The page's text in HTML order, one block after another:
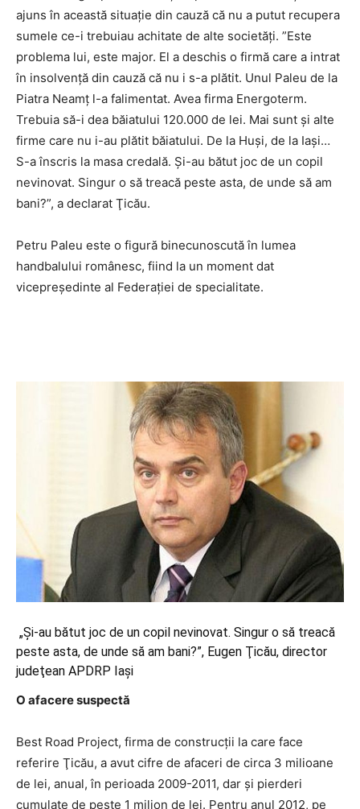
ajuns în această situaţie din cauză că nu a putut recupera
sumele ce-i trebuiau achitate de alte societăţi. ”Este
problema lui, este major. El a deschis o firmă care a intrat
în insolvenţă din cauză că nu i s-a plătit. Unul Paleu de la
Piatra Neamţ l-a falimentat. Avea firma Energoterm.
Trebuia să-i dea băiatului 120.000 de lei. Mai sunt şi alte
firme care nu i-au plătit băiatului. De la Huşi, de la Iaşi…
S-a înscris la masa credală. Şi-au bătut joc de un copil
nevinovat. Singur o să treacă peste asta, de unde să am
bani?”, a declarat Ţicău.
Petru Paleu este o figură binecunoscută în lumea
handbalului românesc, fiind la un moment dat
vicepreşedinte al Federaţiei de specialitate.
„Şi-au bătut joc de un copil nevinovat. Singur o să treacă
peste asta, de unde să am bani?”, Eugen Ţicău, director
judeţean APDRP Iaşi
O afacere suspectă
Best Road Project, firma de construcţii la care face
referire Ţicău, a avut cifre de afaceri de circa 3 milioane
de lei, anual, în perioada 2009-2011, dar şi pierderi
cumulate de peste 1 milion de lei. Pentru anul 2012, pe